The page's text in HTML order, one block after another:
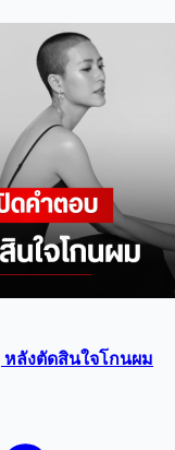
หลังตัดสินใจโกนผม